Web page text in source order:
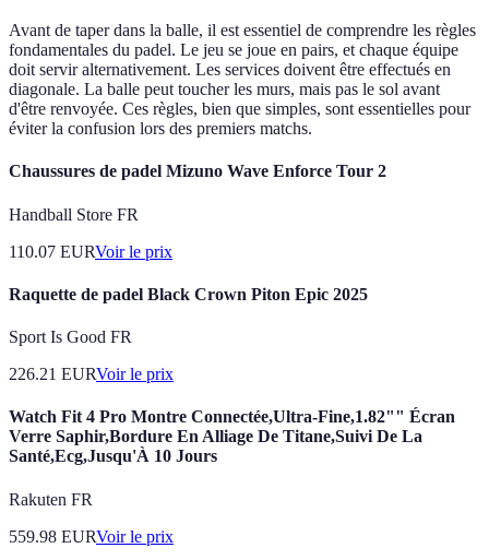
Avant de taper dans la balle, il est essentiel de comprendre les règles
fondamentales du padel. Le jeu se joue en pairs, et chaque équipe
doit servir alternativement. Les services doivent être effectués en
diagonale. La balle peut toucher les murs, mais pas le sol avant
d'être renvoyée. Ces règles, bien que simples, sont essentielles pour
éviter la confusion lors des premiers matchs.
Chaussures de padel Mizuno Wave Enforce Tour 2
Handball Store FR
110.07 EURVoir le prix
Raquette de padel Black Crown Piton Epic 2025
Sport Is Good FR
226.21 EURVoir le prix
Watch Fit 4 Pro Montre Connectée,Ultra-Fine,1.82"" Écran
Verre Saphir,Bordure En Alliage De Titane,Suivi De La
Santé,Ecg,Jusqu'À 10 Jours
Rakuten FR
559.98 EURVoir le prix